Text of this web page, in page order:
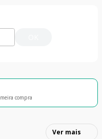
compra
Ver mais